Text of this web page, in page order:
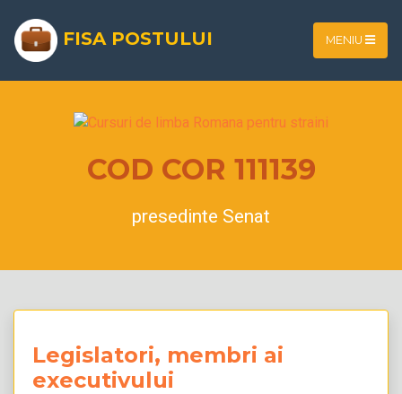
FISA POSTULUI MENIU
COD COR 111139
presedinte Senat
Legislatori, membri ai
executivului